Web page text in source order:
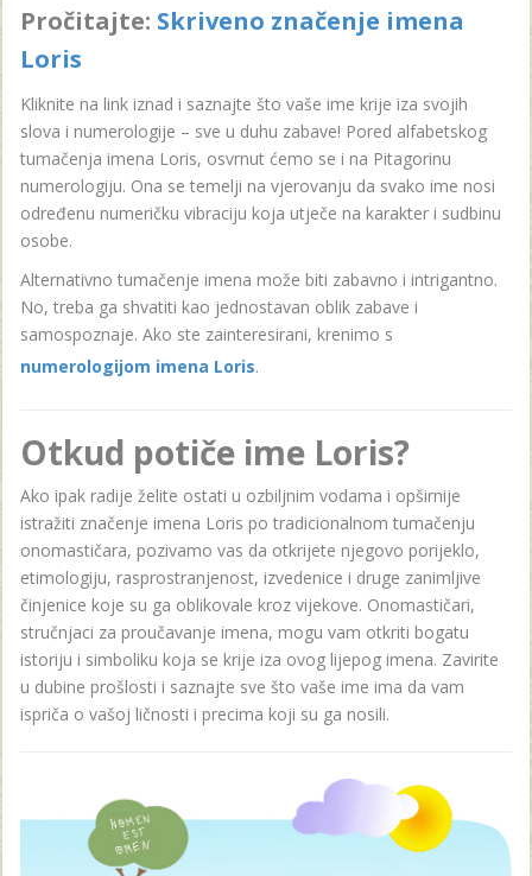
Pročitajte: Skriveno značenje imena
Loris
Kliknite na link iznad i saznajte što vaše ime krije iza svojih
slova i numerologije – sve u duhu zabave! Pored alfabetskog
tumačenja imena Loris, osvrnut ćemo se i na Pitagorinu
numerologiju. Ona se temelji na vjerovanju da svako ime nosi
određenu numeričku vibraciju koja utječe na karakter i sudbinu
osobe.
Alternativno tumačenje imena može biti zabavno i intrigantno.
No, treba ga shvatiti kao jednostavan oblik zabave i
samospoznaje. Ako ste zainteresirani, krenimo s
numerologijom imena Loris.
Otkud potiče ime Loris?
Ako ipak radije želite ostati u ozbiljnim vodama i opširnije
istražiti značenje imena Loris po tradicionalnom tumačenju
onomastičara, pozivamo vas da otkrijete njegovo porijeklo,
etimologiju, rasprostranjenost, izvedenice i druge zanimljive
činjenice koje su ga oblikovale kroz vijekove. Onomastičari,
stručnjaci za proučavanje imena, mogu vam otkriti bogatu
istoriju i simboliku koja se krije iza ovog lijepog imena. Zavirite
u dubine prošlosti i saznajte sve što vaše ime ima da vam
ispriča o vašoj ličnosti i precima koji su ga nosili.